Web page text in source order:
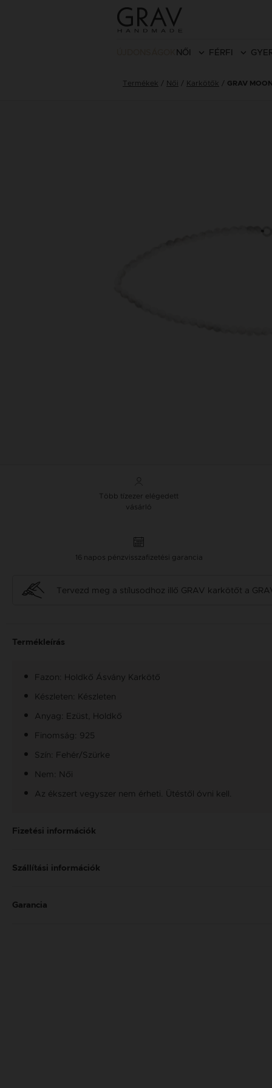
NŐI FÉRFI
Termékek Női Karkötők GRAV
Több tízezer elégedett
vásárló
16 napos pénzvisszafizetési garancia
Tervezd meg a stílusodhoz illő GRAV karkötőt a
Termékleírás
Fazon: Holdkő Ásvány Karkötő
Készleten: Készleten
Anyag: Ezüst, Holdkő
Finomság: 925
Szín: Fehér/Szürke
Nem: Női
Az ékszert vegyszer nem érheti. Ütéstől óvni kell.
Fizetési információk
Szállítási információk
Garancia